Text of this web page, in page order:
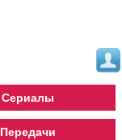
Сериалы
Передачи